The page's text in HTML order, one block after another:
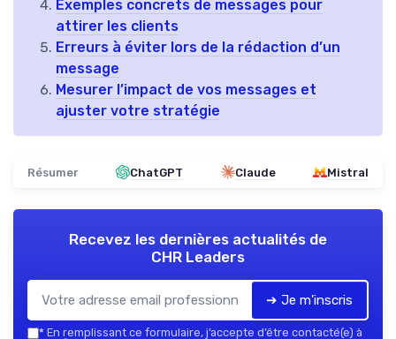
Exemples concrets de messages pour
attirer les clients
Erreurs à éviter lors de la rédaction d’un
message
Mesurer l’impact de vos messages et
ajuster votre stratégie
Résumer ChatGPT Claude Mistral
Recevez les dernières actualités de
CHR Leaders
➔ Je m'inscris
* En remplissant ce formulaire, j’accepte d’être contacté(e) à